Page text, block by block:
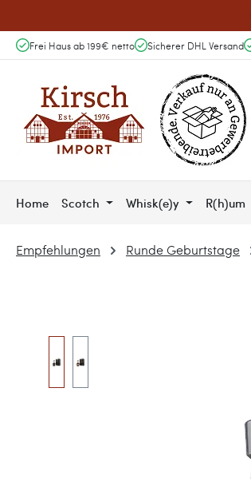
Frei Haus ab 199€ netto Sicherer DHL Versand
Home Scotch Whisk(e)y R(h)um
Empfehlungen Runde Geburtstage